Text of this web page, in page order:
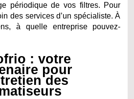
périodique de vos filtres. Pour
des services d’un spécialiste. À
à quelle entreprise pouvez-
: votre
pour
des